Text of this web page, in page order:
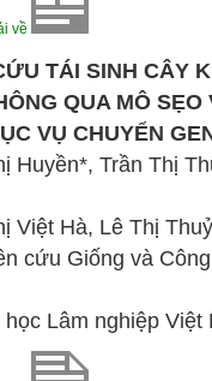
về
TÁI SINH CÂY
QUA MÔ SẸO
VỤ CHUYỂN
Huyền*, Trần Thị
Việt Hà, Lê Thị
cứu Giống và
Lâm nghiệp Việt